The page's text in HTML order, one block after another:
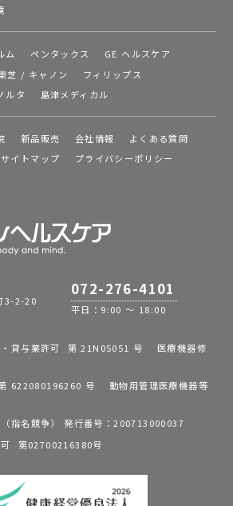
ム ペンタックス
GE ヘルスケア
芝 / キャノン
フィリップス
ルタ 島津メディカル
新品販売 会社情報
よくある質問
サイトマップ プライバシーポリシー
3-2-20
072-276-4101
平日：9:00 ～ 18:00
・貸与業許可 第 21N05051 号 医療機器修
622080196260 号 動物用管理医療機器等
指名競争） 発行番号：200713000037
可 第02700216380号